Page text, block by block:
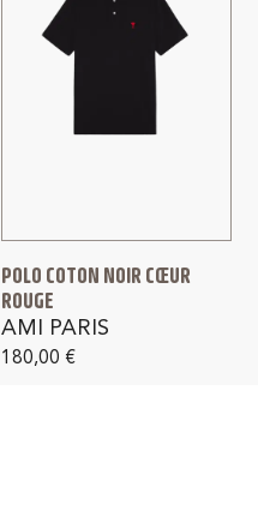
POLO COTON NOIR CŒUR
ROUGE
AMI PARIS
180,00 €